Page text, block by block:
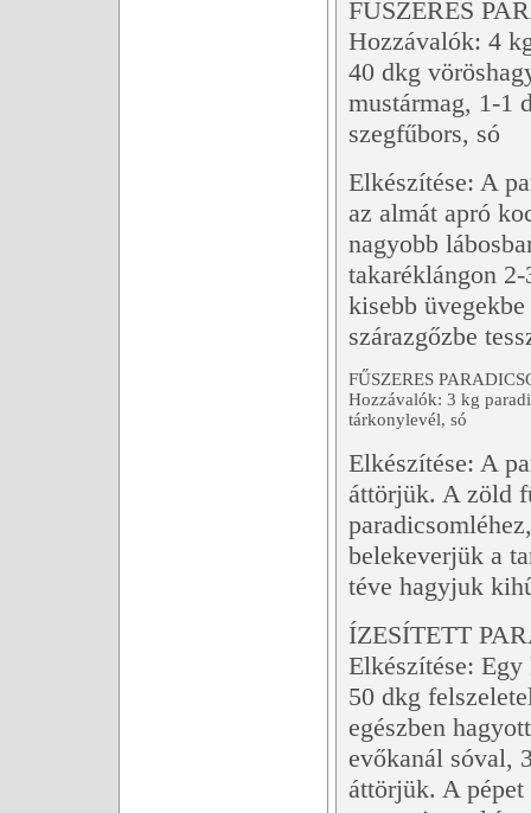
FŰSZERES
Hozzávalók: 4
40 dkg
mustármag, 1-1
szegfűbors, só
Elkészítése: A
az almát apró
nagyobb
takaréklángon
kisebb
szárazgőzbe
FŰSZERES
Hozzávalók: 3 kg
tárkonylevél, só
Elkészítése: A
áttörjük. A zöld
belekeverjük a
téve hagyjuk
ÍZESÍTETT
Elkészítése:
50 dkg
egészben
evőkanál sóval,
áttörjük. A